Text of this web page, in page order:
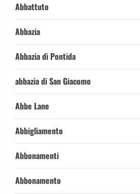
Abbattuto
Abbazia
Abbazia di Pontida
abbazia di San Giacomo
Abbe Lane
Abbigliamento
Abbonamenti
Abbonamento